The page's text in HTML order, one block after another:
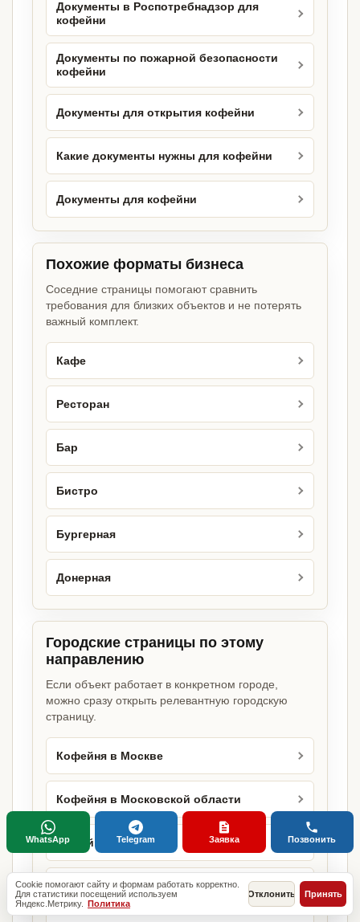
Документы в Роспотребнадзор для
кофейни
Документы по пожарной безопасности
кофейни
Документы для открытия кофейни
Какие документы нужны для кофейни
Документы для кофейни
Похожие форматы бизнеса
Соседние страницы помогают сравнить
требования для близких объектов и не потерять
важный комплект.
Кафе
Ресторан
Бар
Бистро
Бургерная
Донерная
Городские страницы по этому
направлению
Если объект работает в конкретном городе,
можно сразу открыть релевантную городскую
страницу.
Кофейня в Москве
Кофейня в Московской области
Кофейня в Перми
Кофейня в Тюмени
Cookie помогают сайту и формам работать корректно.
Для статистики посещений используем
Яндекс.Метрику. Политика
Отклонить Принять
WhatsApp Telegram Заявка Позвонить